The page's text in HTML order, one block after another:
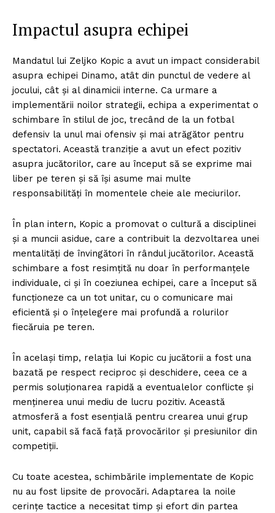
Impactul asupra echipei
Mandatul lui Zeljko Kopic a avut un impact considerabil
asupra echipei Dinamo, atât din punctul de vedere al
jocului, cât și al dinamicii interne. Ca urmare a
implementării noilor strategii, echipa a experimentat o
schimbare în stilul de joc, trecând de la un fotbal
defensiv la unul mai ofensiv și mai atrăgător pentru
spectatori. Această tranziție a avut un efect pozitiv
asupra jucătorilor, care au început să se exprime mai
liber pe teren și să își asume mai multe
responsabilități în momentele cheie ale meciurilor.
În plan intern, Kopic a promovat o cultură a disciplinei
și a muncii asidue, care a contribuit la dezvoltarea unei
mentalități de învingători în rândul jucătorilor. Această
schimbare a fost resimțită nu doar în performanțele
individuale, ci și în coeziunea echipei, care a început să
funcționeze ca un tot unitar, cu o comunicare mai
eficientă și o înțelegere mai profundă a rolurilor
fiecăruia pe teren.
În același timp, relația lui Kopic cu jucătorii a fost una
bazată pe respect reciproc și deschidere, ceea ce a
permis soluționarea rapidă a eventualelor conflicte și
menținerea unui mediu de lucru pozitiv. Această
atmosferă a fost esențială pentru crearea unui grup
unit, capabil să facă față provocărilor și presiunilor din
competiții.
Cu toate acestea, schimbările implementate de Kopic
nu au fost lipsite de provocări. Adaptarea la noile
cerințe tactice a necesitat timp și efort din partea